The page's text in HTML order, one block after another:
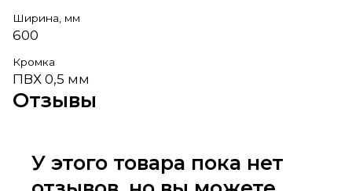
Ширина, мм
600
Кромка
ПВХ 0,5 мм
Отзывы
У этого товара пока нет